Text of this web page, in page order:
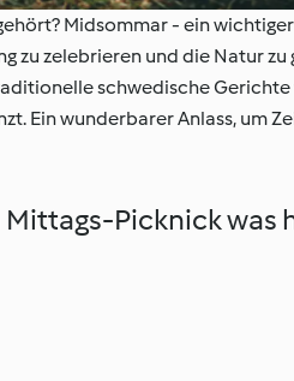
Midsommar - ein
zu zelebrieren und die Natur
schwedische
Ein wunderbarer Anlass, um
Picknick was